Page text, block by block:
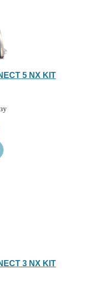
5 NX KIT
3 NX KIT